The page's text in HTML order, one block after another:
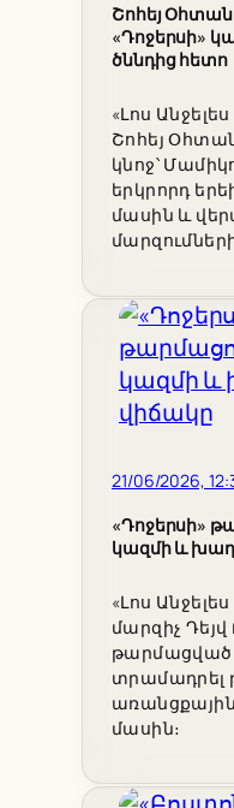
Շոհեյ
«Դոջերսի»
ծննդից հետո
«Լոս
Շոհեյ
կնոջ՝
երկրորդ
մասին և
21/06/2026,
«Դոջերսի»
կազմի և
«Լոս
մարզիչ
թարմացված
տրամադրել
մասին։